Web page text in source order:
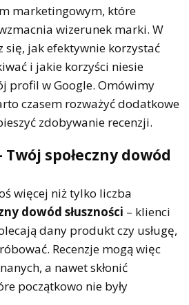
marketingowym, które
wizerunek marki. W
jak efektywnie korzystać
i jakie korzyści niesie
profil w Google. Omówimy
czasem rozważyć dodatkowe
zdobywanie recenzji.
społeczny dowód
więcej niż tylko liczba
dowód słuszności – klienci
dany produkt czy usługę,
Recenzje mogą więc
a nawet skłonić
początkowo nie były